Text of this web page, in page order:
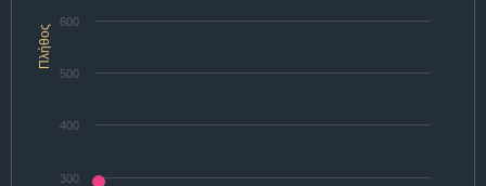
Πλήθος
300
400
500
600